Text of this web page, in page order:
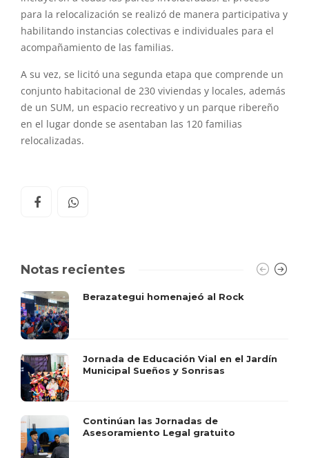
para la relocalización se realizó de manera participativa y
habilitando instancias colectivas e individuales para el
acompañamiento de las familias.
A su vez, se licitó una segunda etapa que comprende un
conjunto habitacional de 230 viviendas y locales, además
de un SUM, un espacio recreativo y un parque ribereño
en el lugar donde se asentaban las 120 familias
relocalizadas.
Notas recientes
Berazategui homenajeó al Rock
Jornada de Educación Vial en el Jardín
Municipal Sueños y Sonrisas
Continúan las Jornadas de
Asesoramiento Legal gratuito